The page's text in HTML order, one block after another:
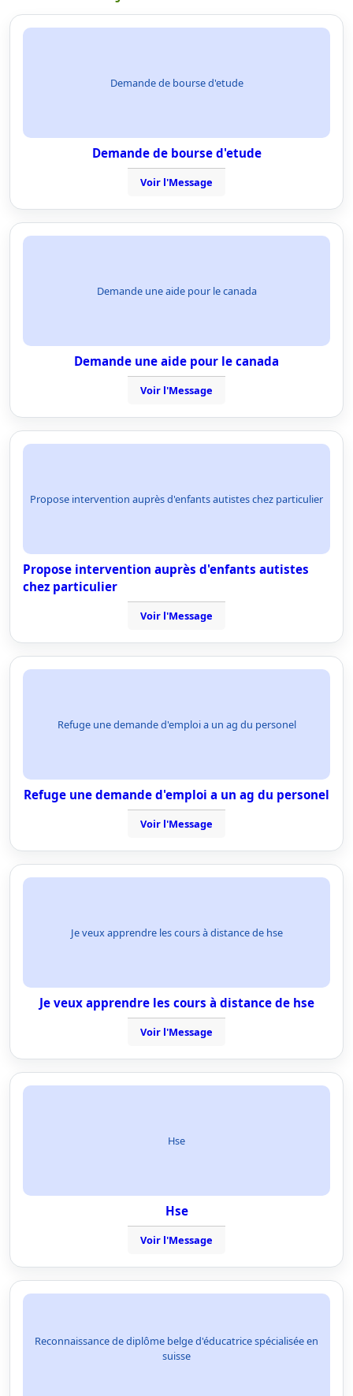
Demande de bourse d'etude
Demande de bourse d'etude
Voir l'Message
Demande une aide pour le canada
Demande une aide pour le canada
Voir l'Message
Propose intervention auprès d'enfants autistes chez particulier
Propose intervention auprès d'enfants autistes
chez particulier
Voir l'Message
Refuge une demande d'emploi a un ag du personel
Refuge une demande d'emploi a un ag du personel
Voir l'Message
Je veux apprendre les cours à distance de hse
Je veux apprendre les cours à distance de hse
Voir l'Message
Hse
Hse
Voir l'Message
Reconnaissance de diplôme belge d'éducatrice spécialisée en
suisse